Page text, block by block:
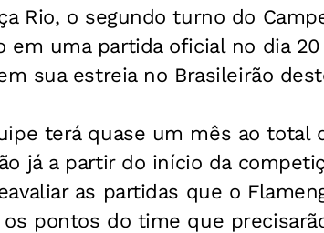
Rio, o segundo turno do
em uma partida oficial no dia
sua estreia no Brasileirão
terá quase um mês ao total
já a partir do início da
as partidas que o
pontos do time que